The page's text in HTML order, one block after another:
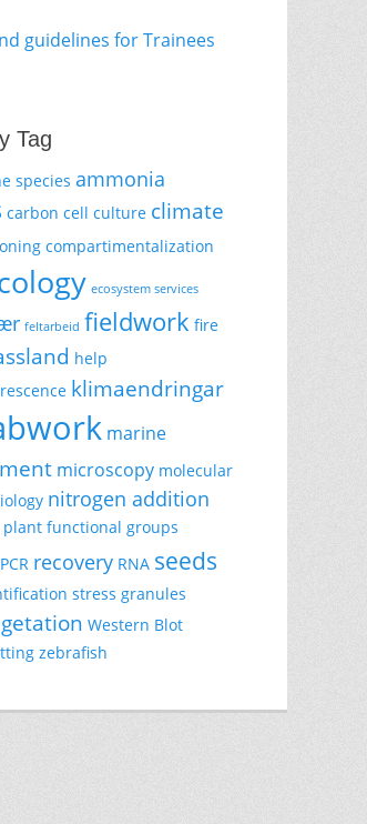
guidelines for Trainees
Tag
species ammonia
carbon cell culture climate
compartimentalization
ecosystem services
feltarbeid fieldwork fire
help
klimaendringar
marine
microscopy molecular
nitrogen addition
plant functional groups
recovery RNA seeds
stress granules
Western Blot
zebrafish